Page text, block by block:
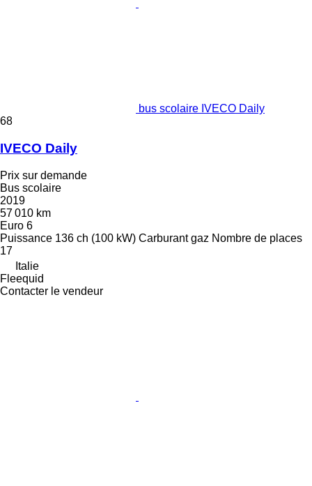
bus scolaire IVECO Daily
68
IVECO Daily
Prix sur demande
Bus scolaire
2019
57 010 km
Euro 6
Puissance 136 ch (100 kW) Carburant gaz Nombre de places
17
Italie
Fleequid
Contacter le vendeur